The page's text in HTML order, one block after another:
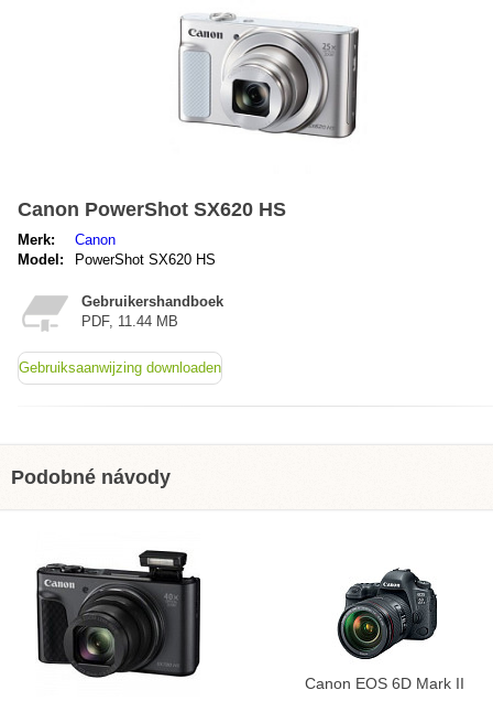
Canon PowerShot SX620 HS
Merk:
Canon
Model:
PowerShot SX620 HS
Gebruikershandboek
PDF, 11.44 MB
Gebruiksaanwijzing downloaden
Podobné návody
Canon EOS 6D Mark II